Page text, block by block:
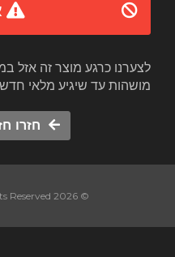
לצערנו כרגע מוצר זה אזל
מושהות עד שיגיע מלאי
חזרו
© 2026 LowHosting. All Rights Reserved.